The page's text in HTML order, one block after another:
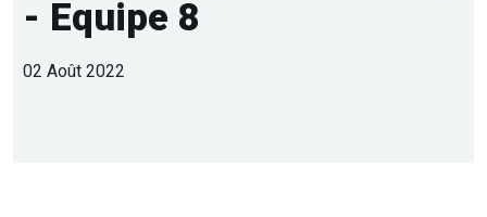
- Equipe 8
02 Août 2022